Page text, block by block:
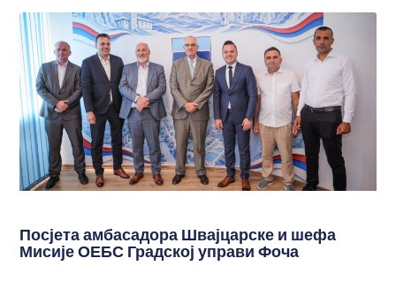
Посјета амбасадора Швајцарске и шефа
Мисије ОЕБС Градској управи Фоча